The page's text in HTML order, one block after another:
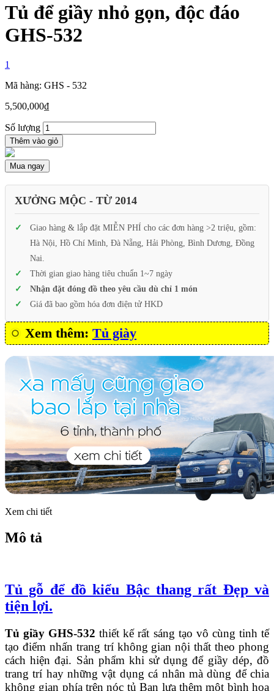
Tủ để giầy nhỏ gọn, độc đáo
GHS-532
1
Mã hàng: GHS - 532
5,500,000₫
Số lượng
Thêm vào giỏ
Mua ngay
XƯỞNG MỘC - TỪ 2014
Giao hàng & lắp đặt MIỄN PHÍ cho các đơn hàng >2 triệu, gồm:
Hà Nội, Hồ Chí Minh, Đà Nẵng, Hải Phòng, Bình Dương, Đồng
Nai.
Thời gian giao hàng tiêu chuẩn 1~7 ngày
Nhận đặt đóng đồ theo yêu cầu dù chỉ 1 món
Giá đã bao gồm hóa đơn điện tử HKD
Xem thêm: Tủ giày
Xem chi tiết
Mô tả
Tủ gỗ để đồ kiểu Bậc thang rất Đẹp và
tiện lợi.
Tủ giầy GHS-532 thiết kế rất sáng tạo vô cùng tinh tế
tạo điểm nhấn trang trí không gian nội thất theo phong
cách hiện đại. Sản phẩm khi sử dụng để giầy dép, đồ
trang trí hay những vật dụng cá nhân mà dùng để chia
không gian phía trên nóc tủ Bạn lựa thêm một bình hoa